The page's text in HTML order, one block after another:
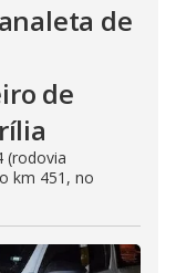
de
de
(rodovia
km 451, no